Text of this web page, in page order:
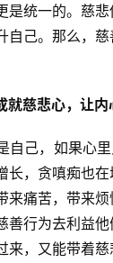
是统一的。慈
自己。那么，
慈悲心，让内
自己，如果心
长，贪嗔痴也
来痛苦，带来
善行为去利益
来，又能带着慈